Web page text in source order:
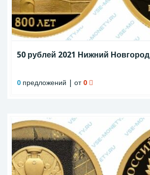
50 рублей 2021 Нижний Новгород
0 предложений | от 0